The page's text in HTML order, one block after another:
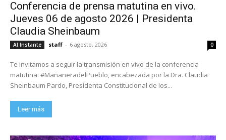
Conferencia de prensa matutina en vivo.
Jueves 06 de agosto 2026 | Presidenta
Claudia Sheinbaum
Al Instante staff - 6 agosto, 2026 0
Te invitamos a seguir la transmisión en vivo de la conferencia
matutina: #MañaneradelPueblo, encabezada por la Dra. Claudia
Sheinbaum Pardo, Presidenta Constitucional de los...
Leer más